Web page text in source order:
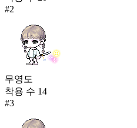
#2
무영도
착용 수 14
#3